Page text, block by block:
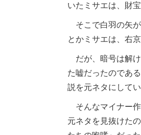
いたミサエは、財
そこで白羽の矢が
とかミサエは、右
だが、暗号は解け
た嘘だったのであ
説を元ネタにして
そんなマイナー
元ネタを見抜けた